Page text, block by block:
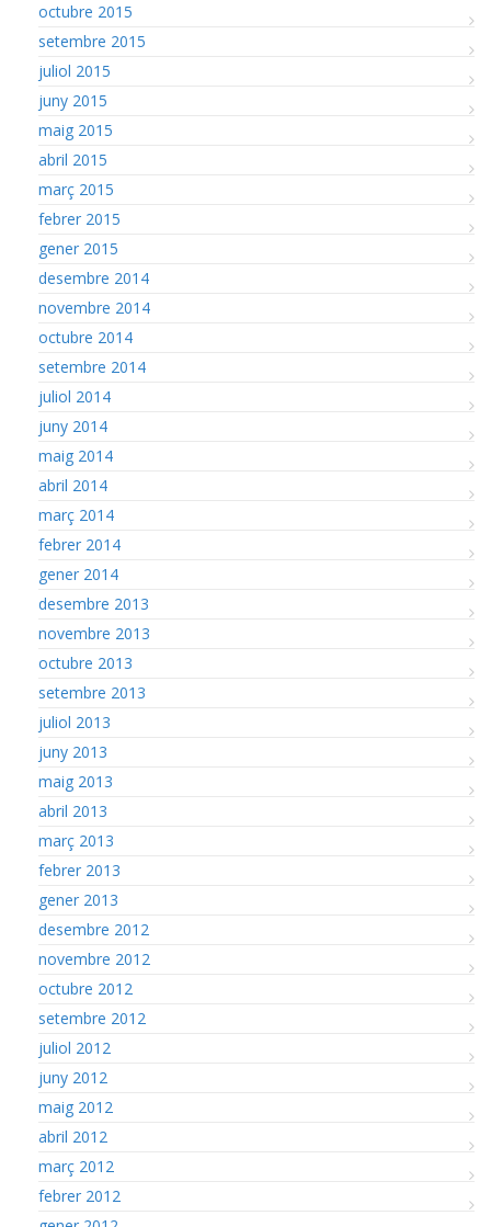
octubre 2015
setembre 2015
juliol 2015
juny 2015
maig 2015
abril 2015
març 2015
febrer 2015
gener 2015
desembre 2014
novembre 2014
octubre 2014
setembre 2014
juliol 2014
juny 2014
maig 2014
abril 2014
març 2014
febrer 2014
gener 2014
desembre 2013
novembre 2013
octubre 2013
setembre 2013
juliol 2013
juny 2013
maig 2013
abril 2013
març 2013
febrer 2013
gener 2013
desembre 2012
novembre 2012
octubre 2012
setembre 2012
juliol 2012
juny 2012
maig 2012
abril 2012
març 2012
febrer 2012